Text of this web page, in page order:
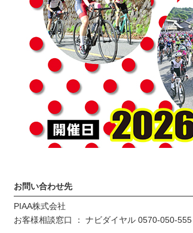
お問い合わせ先
PIAA株式会社
お客様相談窓口 ： ナビダイヤル 0570-050-555